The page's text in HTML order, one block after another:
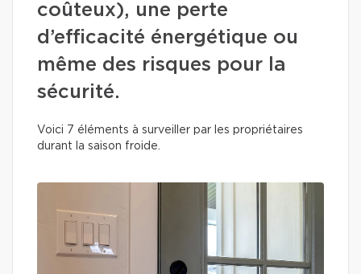
coûteux), une perte
d’efficacité énergétique ou
même des risques pour la
sécurité.
Voici 7 éléments à surveiller par les propriétaires
durant la saison froide.